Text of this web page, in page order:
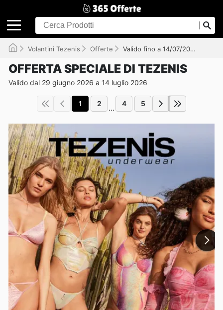
Volantini Tezenis Offerte Valido fino a 14/07/2026
OFFERTA SPECIALE DI TEZENIS
Valido dal 29 giugno 2026 a 14 luglio 2026
1 2 ... 4 5